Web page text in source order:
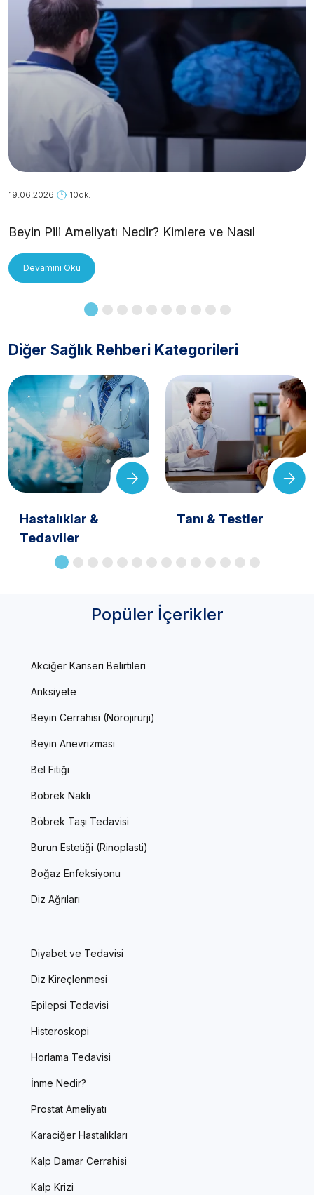
19.06.2026 10dk.
Beyin Pili Ameliyatı Nedir? Kimlere ve Nasıl
Devamını Oku
Diğer Sağlık Rehberi Kategorileri
Hastalıklar &
Tedaviler
Tanı & Testler
Popüler İçerikler
Akciğer Kanseri Belirtileri
Anksiyete
Beyin Cerrahisi (Nörojirürji)
Beyin Anevrizması
Bel Fıtığı
Böbrek Nakli
Böbrek Taşı Tedavisi
Burun Estetiği (Rinoplasti)
Boğaz Enfeksiyonu
Diz Ağrıları
Diyabet ve Tedavisi
Diz Kireçlenmesi
Epilepsi Tedavisi
Histeroskopi
Horlama Tedavisi
İnme Nedir?
Prostat Ameliyatı
Karaciğer Hastalıkları
Kalp Damar Cerrahisi
Kalp Krizi